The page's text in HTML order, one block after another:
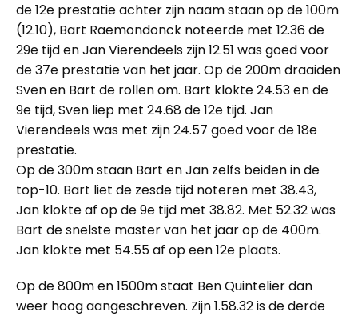
de 12e prestatie achter zijn naam staan op de 100m
(12.10), Bart Raemondonck noteerde met 12.36 de
29e tijd en Jan Vierendeels zijn 12.51 was goed voor
de 37e prestatie van het jaar. Op de 200m draaiden
Sven en Bart de rollen om. Bart klokte 24.53 en de
9e tijd, Sven liep met 24.68 de 12e tijd. Jan
Vierendeels was met zijn 24.57 goed voor de 18e
prestatie.
Op de 300m staan Bart en Jan zelfs beiden in de
top-10. Bart liet de zesde tijd noteren met 38.43,
Jan klokte af op de 9e tijd met 38.82. Met 52.32 was
Bart de snelste master van het jaar op de 400m.
Jan klokte met 54.55 af op een 12e plaats.
Op de 800m en 1500m staat Ben Quintelier dan
weer hoog aangeschreven. Zijn 1.58.32 is de derde